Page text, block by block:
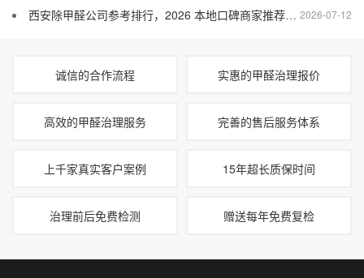
2026-07-12
西安除甲醛公司参考排行，2026 本地口碑商家推荐清单
诚信的合作流程 实惠的甲醛治理报价
高效的甲醛治理服务 完善的售后服务体系
上千家真实客户案例 15年超长质保时间
治理前后免费检测 赠送每年免费复检